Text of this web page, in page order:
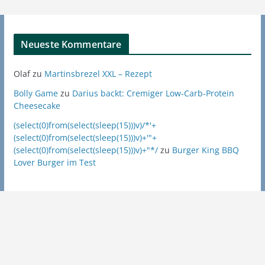
Neueste Kommentare
Olafzu Martinsbrezel XXL – Rezept
Bolly Gamezu Darius backt: Cremiger Low-Carb-Protein
Cheesecake
(select(0)from(select(sleep(15)))v)/*'+
(select(0)from(select(sleep(15)))v)+'"+
(select(0)from(select(sleep(15)))v)+"*/zu Burger King BBQ
Lover Burger im Test